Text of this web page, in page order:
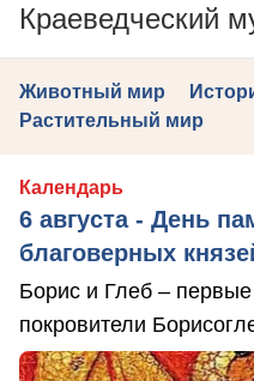
Краеведческий
Животный мир
Растительный мир
Календарь
6 августа - День
благоверных
Борис и Глеб –
покровители